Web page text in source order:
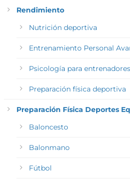
Rendimiento
Nutrición deportiva
Entrenamiento Personal
Psicología para entrenadores
Preparación física deportiva
Preparación Física Deportes
Baloncesto
Balonmano
Fútbol